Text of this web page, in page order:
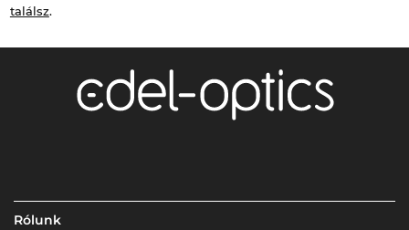
találsz.
Rólunk